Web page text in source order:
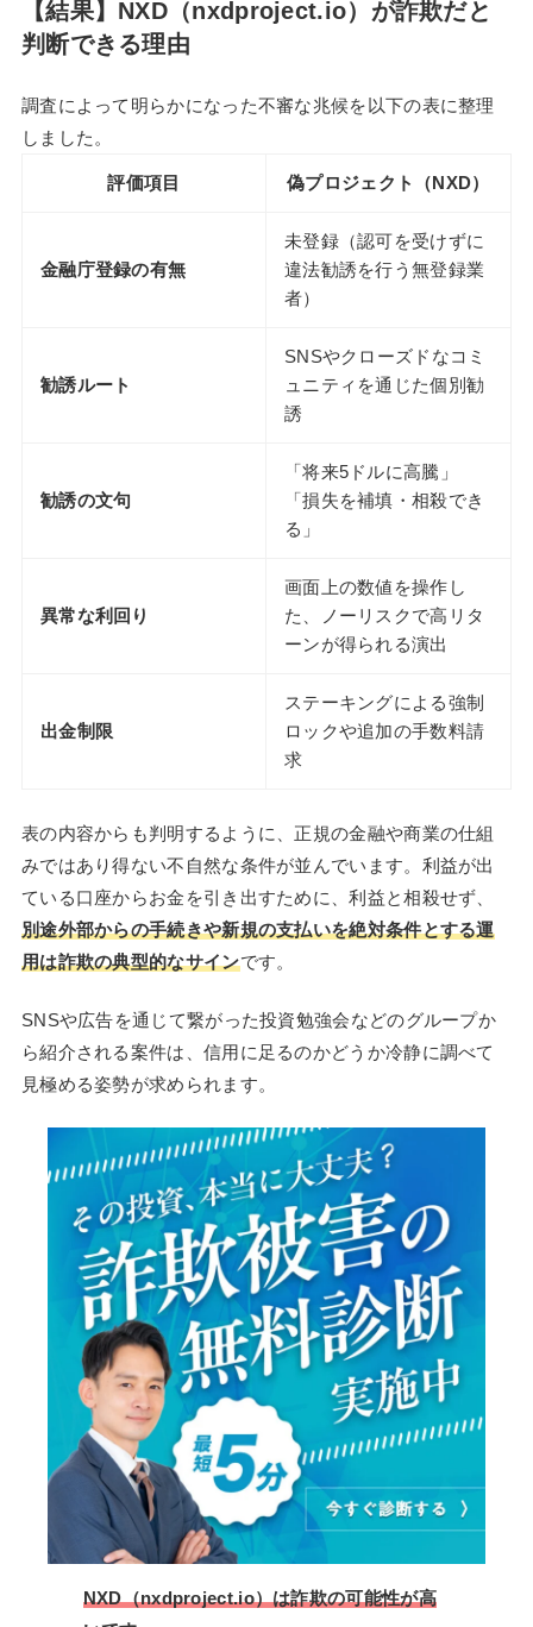
【結果】NXD（nxdproject.io）が詐欺だと
判断できる理由
調査によって明らかになった不審な兆候を以下の表に整理
しました。
評価項目 偽プロジェクト（NXD）
金融庁登録の有無
未登録（認可を受けずに
違法勧誘を行う無登録業
者）
勧誘ルート
SNSやクローズドなコミ
ュニティを通じた個別勧
誘
勧誘の文句
「将来5ドルに高騰」
「損失を補填・相殺でき
る」
異常な利回り
画面上の数値を操作し
た、ノーリスクで高リタ
ーンが得られる演出
出金制限
ステーキングによる強制
ロックや追加の手数料請
求
表の内容からも判明するように、正規の金融や商業の仕組
みではあり得ない不自然な条件が並んでいます。利益が出
ている口座からお金を引き出すために、利益と相殺せず、
別途外部からの手続きや新規の支払いを絶対条件とする運
用は詐欺の典型的なサインです。
SNSや広告を通じて繋がった投資勉強会などのグループか
ら紹介される案件は、信用に足るのかどうか冷静に調べて
見極める姿勢が求められます。
NXD（nxdproject.io）は詐欺の可能性が高